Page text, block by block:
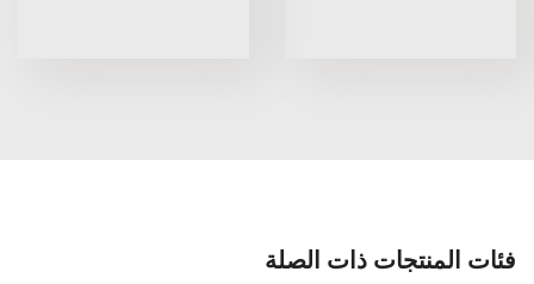
فئات المنتجات ذات الصلة